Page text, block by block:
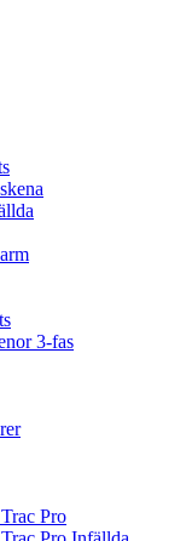
3-fas
Pro